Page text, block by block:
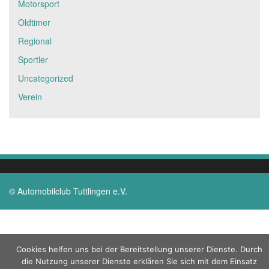
Motorsport
Oldtimer
Regional
Sportler
Uncategorized
Verein
© Automobilclub Tuttlingen e.V.
Cookies helfen uns bei der Bereitstellung unserer Dienste. Durch
die Nutzung unserer Dienste erklären Sie sich mit dem Einsatz